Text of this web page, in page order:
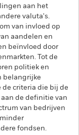
aan het
valuta's.
van invloed op
aandelen en
beïnvloed door
Tot de
politiek en
belangrijke
criteria die bij de
de definitie van
van bedrijven
fondsen.